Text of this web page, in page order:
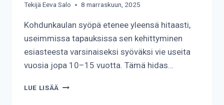
TekijäEeva Salo 8 marraskuun, 2025
Kohdunkaulan syöpä etenee yleensä hitaasti,
useimmissa tapauksissa sen kehittyminen
esiasteesta varsinaiseksi syöväksi vie useita
vuosia jopa 10–15 vuotta. Tämä hidas…
LUE LISÄÄ KUINKA